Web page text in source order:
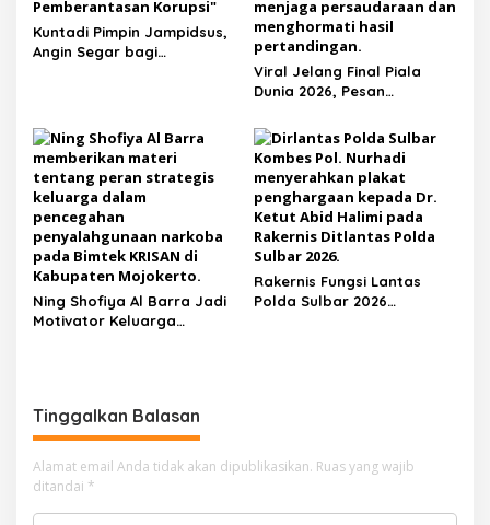
Kuntadi Pimpin Jampidsus,
Angin Segar bagi
Viral Jelang Final Piala
Dunia 2026, Pesan
Halimi: Kemenangan Bukan
Bukti Doa Satu Pihak Lebih
Dicintai Tuhan
Ning Shofiya Al Barra Jadi
Motivator Keluarga
Rakernis Fungsi Lantas
Polda Sulbar 2026
Tinggalkan Balasan
Alamat email Anda tidak akan dipublikasikan. Ruas yang wajib
ditandai *